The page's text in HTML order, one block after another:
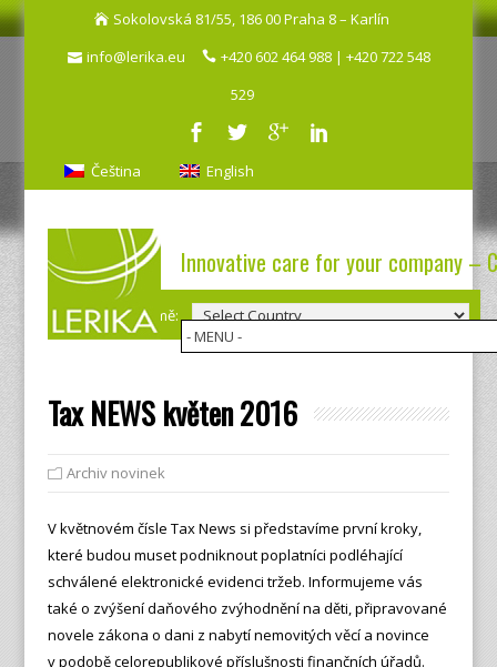
Sokolovská 81/55, 186 00 Praha 8 – Karlín
info@lerika.eu
+420 602 464 988 | +420 722 548
529
Čeština English
Innovative care for your company –
Výběr země:
Tax NEWS květen 2016
Archiv novinek
V květnovém čísle Tax News si představíme první kroky,
které budou muset podniknout poplatníci podléhající
schválené elektronické evidenci tržeb. Informujeme vás
také o zvýšení daňového zvýhodnění na děti, připravované
novele zákona o dani z nabytí nemovitých věcí a novince
v podobě celorepublikové příslušnosti finančních úřadů.